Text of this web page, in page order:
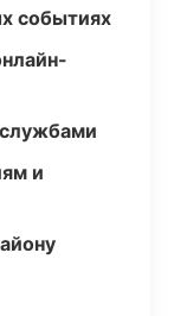
событиях
и